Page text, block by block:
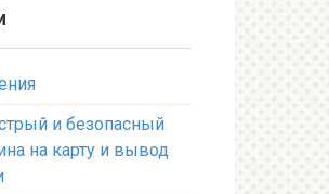
и безопасный
на карту и вывод